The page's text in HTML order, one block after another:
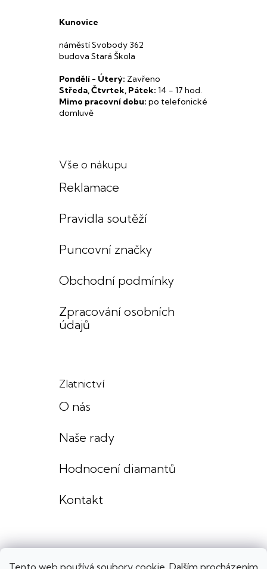
Tento web používá soubory cookie. Dalším procházením
Kunovice
náměstí Svobody 362
budova Stará Škola
Pondělí - Úterý: Zavřeno
Středa, Čtvrtek, Pátek: 14 - 17 hod.
Mimo pracovní dobu: po telefonické
domluvě
Vše o nákupu
Reklamace
Pravidla soutěží
Puncovní značky
Obchodní podmínky
Zpracování osobních
údajů
Zlatnictví
O nás
Naše rady
Hodnocení diamantů
Kontakt